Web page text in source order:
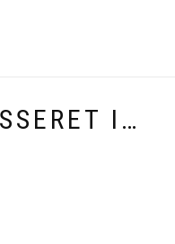
I…